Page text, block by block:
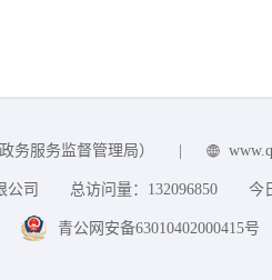
务服务监督管理局）
公司 总访问量： 132096850 今
青公网安备63010402000415号